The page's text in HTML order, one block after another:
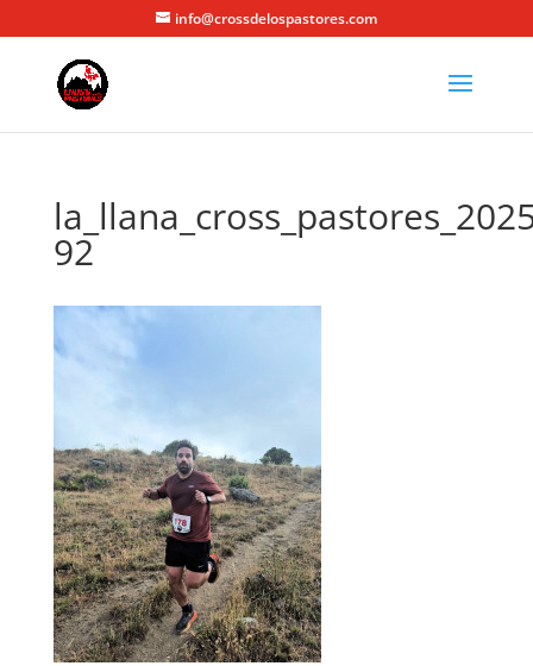
info@crossdelospastores.com
92